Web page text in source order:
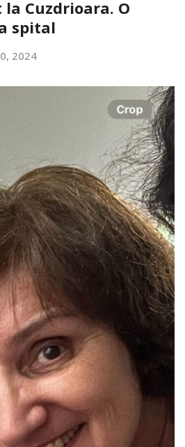
la Cuzdrioara. O
spital
2024